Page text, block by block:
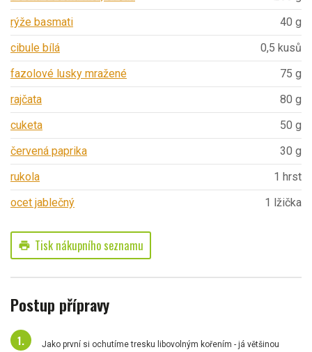
rýže basmati
40 g
cibule bílá
0,5 kusů
fazolové lusky mražené
75 g
rajčata
80 g
cuketa
50 g
červená paprika
30 g
rukola
1 hrst
ocet jablečný
1 lžička
print Tisk nákupního seznamu
Postup přípravy
Jako první si ochutíme tresku libovolným kořením - já většinou